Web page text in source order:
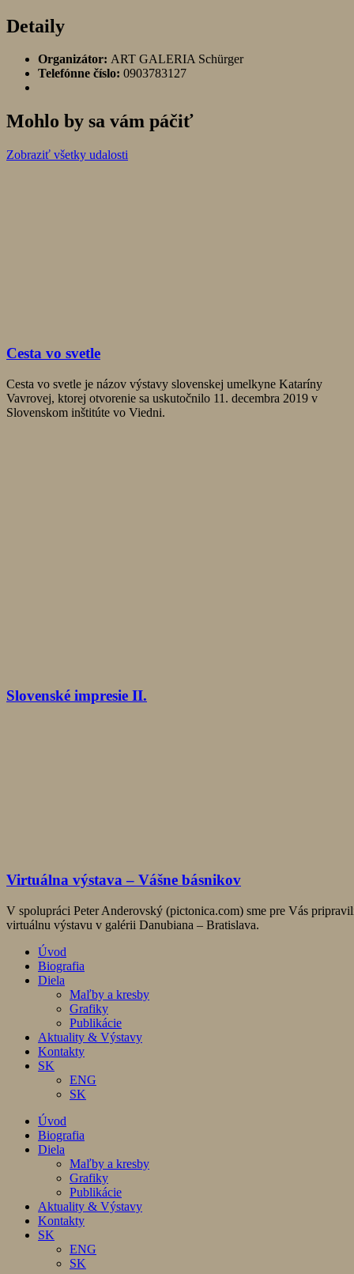
Detaily
Organizátor: ART GALERIA Schürger
Telefónne číslo: 0903783127
Mohlo by sa vám páčiť
Zobraziť všetky udalosti
Cesta vo svetle
Cesta vo svetle je názov výstavy slovenskej umelkyne Kataríny
Vavrovej, ktorej otvorenie sa uskutočnilo 11. decembra 2019 v
Slovenskom inštitúte vo Viedni.
Slovenské impresie II.
Virtuálna výstava – Vášne básnikov
V spolupráci Peter Anderovský (pictonica.com) sme pre Vás
virtuálnu výstavu v galérii Danubiana – Bratislava.
Úvod
Biografia
Diela
Maľby a kresby
Grafiky
Publikácie
Aktuality & Výstavy
Kontakty
SK
ENG
SK
Úvod
Biografia
Diela
Maľby a kresby
Grafiky
Publikácie
Aktuality & Výstavy
Kontakty
SK
ENG
SK